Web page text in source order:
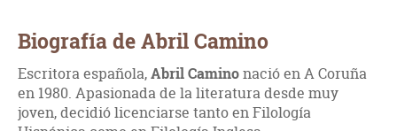
Biografía de Abril Camino
Escritora española,Abril Caminonació en A Coruña
en 1980. Apasionada de la literatura desde muy
joven, decidió licenciarse tanto en Filología